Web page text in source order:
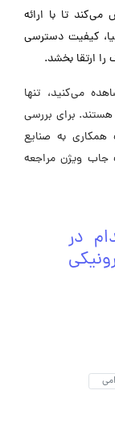
تا با ارائه
کیفیت دسترسی
ارتقا بخشد.
می‌کنید، تنها
برای بررسی
به صنایع
جاب ویژن مراجعه
در